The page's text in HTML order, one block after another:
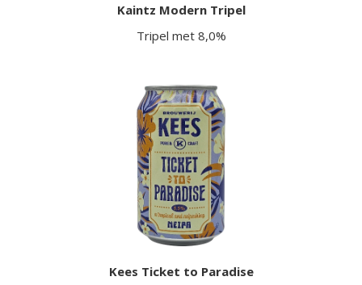
Kaintz Modern Tripel
Tripel met 8,0%
Kees Ticket to Paradise